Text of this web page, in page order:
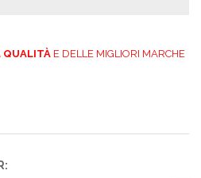
QUALITÀ E DELLE MIGLIORI MARCHE